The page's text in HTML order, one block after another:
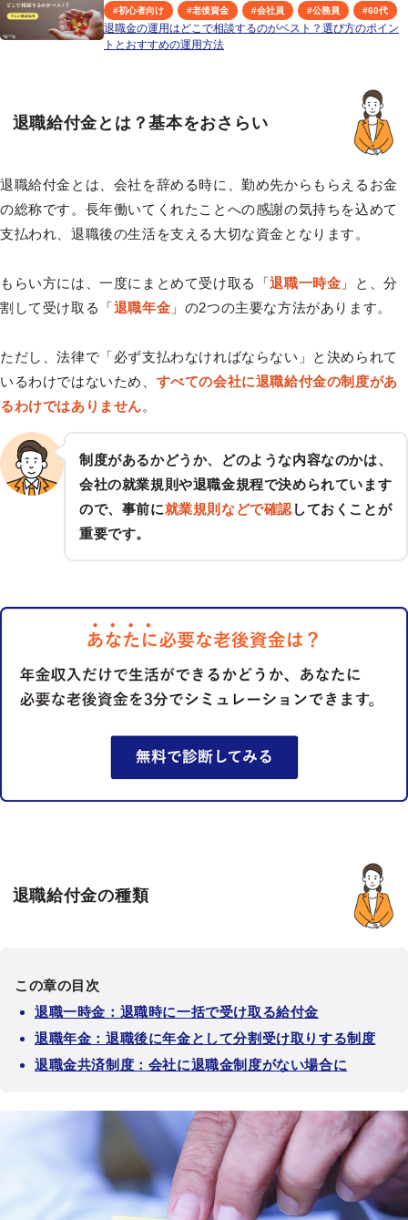
#初心者向け #老後資金 #会社員 #公務員 #60代
退職金の運用はどこで相談するのがベスト？選び方のポイン
トとおすすめの運用方法
退職給付金とは？基本をおさらい
退職給付金とは、会社を辞める時に、勤め先からもらえるお金
の総称です。長年働いてくれたことへの感謝の気持ちを込めて
支払われ、退職後の生活を支える大切な資金となります。
もらい方には、一度にまとめて受け取る「退職一時金 」と、分
割して受け取る「退職年金 」の2つの主要な方法があります。
ただし、法律で「必ず支払わなければならない」と決められて
いるわけではないため、 すべての会社に退職給付金の制度があ
るわけではありません。
制度があるかどうか、どのような内容なのかは、
会社の就業規則や退職金規程で決められています
ので、事前に就業規則などで確認 しておくことが
重要です。
退職給付金の種類
この章の目次
退職一時金：退職時に一括で受け取る給付金
退職年金：退職後に年金として分割受け取りする制度
退職金共済制度：会社に退職金制度がない場合に